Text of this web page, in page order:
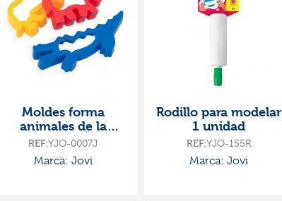
Moldes forma
animales de la
jungla para pasta de
modelar 6 unidades
REF:YJO-0007J
Marca: Jovi
Rodillo para modelar
1 unidad
REF:YJO-155R
Marca: Jovi